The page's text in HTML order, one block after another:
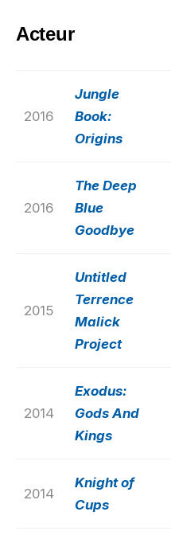
Acteur
2016
Jungle
Book:
Origins
2016
The Deep
Blue
Goodbye
2015
Untitled
Terrence
Malick
Project
2014
Exodus:
Gods And
Kings
2014
Knight of
Cups